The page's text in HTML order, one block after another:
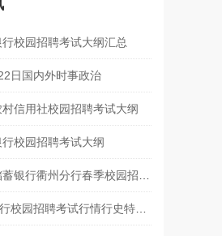
校园招聘考试大纲汇总
日国内外时事政治
信用社校园招聘考试大纲
校园招聘考试大纲